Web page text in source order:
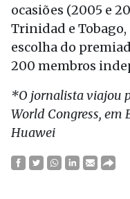
ocasiões (2005 e
Trinidad e Tobago,
escolha do
200 membros
*O jornalista viajou
World Congress, em
Huawei